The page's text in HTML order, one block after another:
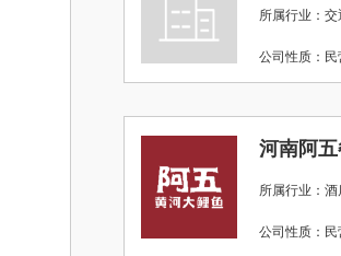
所属行业：
公司性质
河南阿
所属行业：酒
公司性质